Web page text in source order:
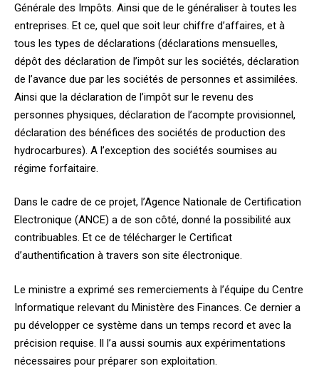
Générale des Impôts. Ainsi que de le généraliser à toutes les
entreprises. Et ce, quel que soit leur chiffre d’affaires, et à
tous les types de déclarations (déclarations mensuelles,
dépôt des déclaration de l’impôt sur les sociétés, déclaration
de l’avance due par les sociétés de personnes et assimilées.
Ainsi que la déclaration de l’impôt sur le revenu des
personnes physiques, déclaration de l’acompte provisionnel,
déclaration des bénéfices des sociétés de production des
hydrocarbures). A l’exception des sociétés soumises au
régime forfaitaire.
Dans le cadre de ce projet, l’Agence Nationale de Certification
Electronique (ANCE) a de son côté, donné la possibilité aux
contribuables. Et ce de télécharger le Certificat
d’authentification à travers son site électronique.
Le ministre a exprimé ses remerciements à l’équipe du Centre
Informatique relevant du Ministère des Finances. Ce dernier a
pu développer ce système dans un temps record et avec la
précision requise. Il l’a aussi soumis aux expérimentations
nécessaires pour préparer son exploitation.